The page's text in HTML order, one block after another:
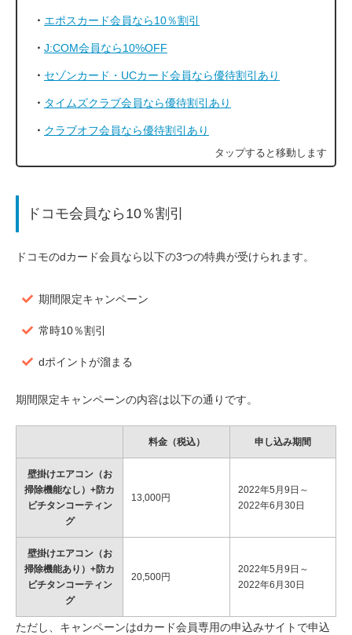
エポスカード会員なら10％割引
J:COM会員なら10%OFF
セゾンカード・UCカード会員なら優待割引あり
タイムズクラブ会員なら優待割引あり
クラブオフ会員なら優待割引あり
ドコモ会員なら10％割引
ドコモのdカード会員なら以下の3つの特典が受けられます。
期間限定キャンペーン
常時10％割引
dポイントが溜まる
期間限定キャンペーンの内容は以下の通りです。
料金（税込） 申し込み期間
壁掛けエアコン（お
掃除機能なし）+防カ
ビチタンコーティン
グ
13,000円
2022年5月9日～
2022年6月30日
壁掛けエアコン（お
掃除機能あり）+防カ
ビチタンコーティン
グ
20,500円
2022年5月9日～
2022年6月30日
ただし、キャンペーンはdカード会員専用の申込みサイトで申込